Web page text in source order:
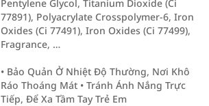
Pentylene Glycol, Titanium Dioxide (Ci
77891), Polyacrylate Crosspolymer-6, Iron
Oxides (Ci 77491), Iron Oxides (Ci 77499),
Fragrance, …
• Bảo Quản Ở Nhiệt Độ Thường, Nơi Khô
Ráo Thoáng Mát • Tránh Ánh Nắng Trực
Tiếp, Để Xa Tầm Tay Trẻ Em